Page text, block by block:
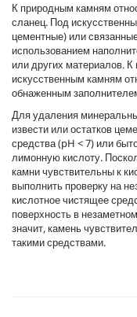
К природным камням
сланец. Под
цементные) или
использованием
или других материалов.
искусственным камням
обнаженным
Для удаления
извести или остатков
средства (pH < 7) или
лимонную кислоту.
камни чувствительны к
выполнить проверку на
кислотное чистящее
поверхность в
значит, камень
такими средствами.